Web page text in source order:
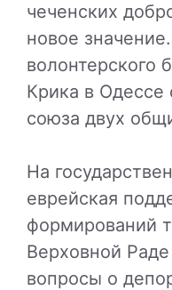
чеченских
новое
волонтерского
Крика в Одессе
союза двух
На
еврейская
формирований
Верховной
вопросы о